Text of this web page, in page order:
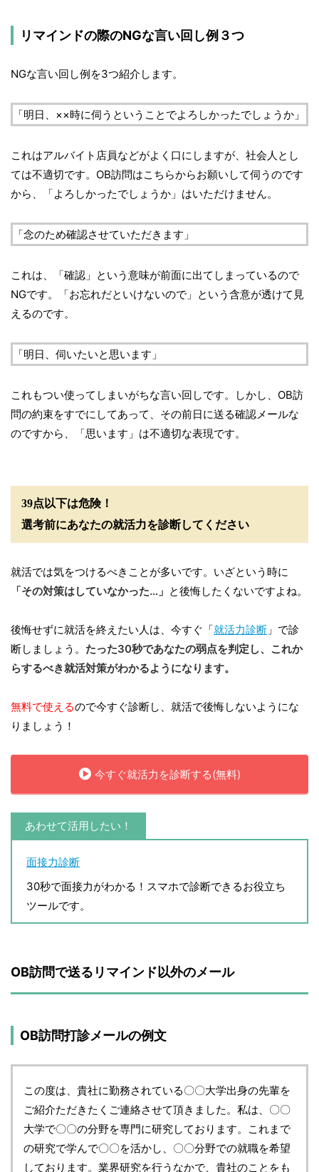
リマインドの際のNGな言い回し例３つ
NGな言い回し例を3つ紹介します。
「明日、××時に伺うということでよろしかったでしょうか」
これはアルバイト店員などがよく口にしますが、社会人とし
ては不適切です。OB訪問はこちらからお願いして伺うのです
から、「よろしかったでしょうか」はいただけません。
「念のため確認させていただきます」
これは、「確認」という意味が前面に出てしまっているので
NGです。「お忘れだといけないので」という含意が透けて見
えるのです。
「明日、伺いたいと思います」
これもつい使ってしまいがちな言い回しです。しかし、OB訪
問の約束をすでにしてあって、その前日に送る確認メールな
のですから、「思います」は不適切な表現です。
39点以下は危険！
選考前にあなたの就活力を診断してください
就活では気をつけるべきことが多いです。いざという時に
「その対策はしていなかった…」 と後悔したくないですよね。
後悔せずに就活を終えたい人は、今すぐ「就活力診断 」で診
断しましょう。 たった30秒であなたの弱点を判定し、これか
らするべき就活対策がわかるようになります。
無料で使えるので今すぐ診断し、就活で後悔しないようにな
りましょう！
今すぐ就活力を診断する(無料)
あわせて活用したい！
面接力診断
30秒で面接力がわかる！スマホで診断できるお役立ち
ツールです。
OB訪問で送るリマインド以外のメール
OB訪問打診メールの例文
この度は、貴社に勤務されている〇〇大学出身の先輩を
ご紹介ただきたくご連絡させて頂きました。私は、〇〇
大学で〇〇の分野を専門に研究しております。これまで
の研究で学んで〇〇を活かし、〇〇分野での就職を希望
しております。業界研究を行うなかで、貴社のことをも